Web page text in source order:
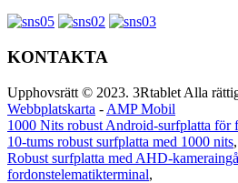
KONTAKTA
Upphovsrätt © 2023. 3Rtablet Alla
Webbplatskarta - AMP Mobil
1000 Nits robust Android-surfplatta för
10-tums robust surfplatta med 1000 nits,
Robust surfplatta med AHD-
fordonstelematikterminal,